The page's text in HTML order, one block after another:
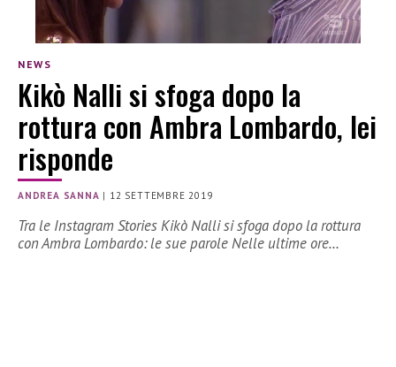
NEWS
Kikò Nalli si sfoga dopo la
rottura con Ambra Lombardo, lei
risponde
ANDREA SANNA | 12 SETTEMBRE 2019
Tra le Instagram Stories Kikò Nalli si sfoga dopo la rottura
con Ambra Lombardo: le sue parole Nelle ultime ore…